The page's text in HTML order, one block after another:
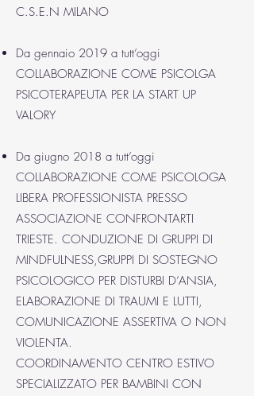
C.S.E.N MILANO
Da gennaio 2019 a tutt’oggi
COLLABORAZIONE COME PSICOLGA
PSICOTERAPEUTA PER LA START UP
VALORY
Da giugno 2018 a tutt’oggi
COLLABORAZIONE COME PSICOLOGA
LIBERA PROFESSIONISTA PRESSO
ASSOCIAZIONE CONFRONTARTI
TRIESTE. CONDUZIONE DI GRUPPI DI
MINDFULNESS,GRUPPI DI SOSTEGNO
PSICOLOGICO PER DISTURBI D’ANSIA,
ELABORAZIONE DI TRAUMI E LUTTI,
COMUNICAZIONE ASSERTIVA O NON
VIOLENTA.
COORDINAMENTO CENTRO ESTIVO
SPECIALIZZATO PER BAMBINI CON